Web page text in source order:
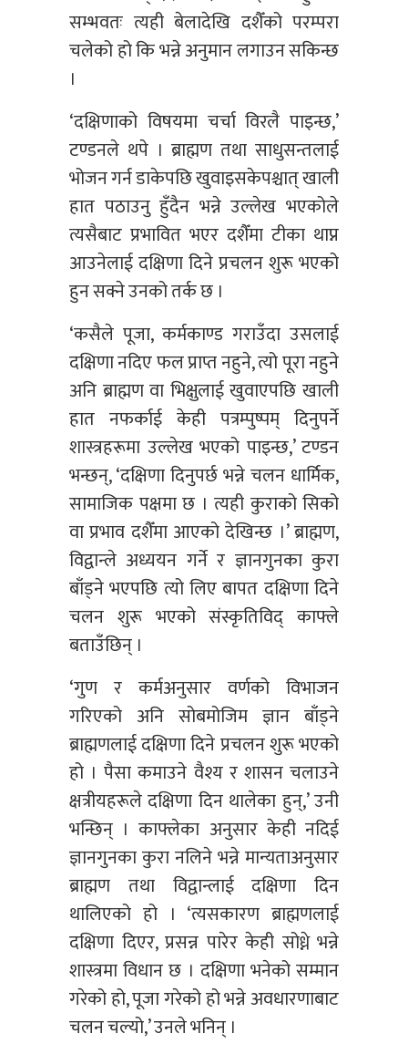
सम्भवतः त्यही बेलादेखि दशैँको परम्परा
चलेको हो कि भन्ने अनुमान लगाउन सकिन्छ
।
‘दक्षिणाको विषयमा चर्चा विरलै पाइन्छ,’
टण्डनले थपे । ब्राह्मण तथा साधुसन्तलाई
भोजन गर्न डाकेपछि खुवाइसकेपश्चात् खाली
हात पठाउनु हुँदैन भन्ने उल्लेख भएकोले
त्यसैबाट प्रभावित भएर दशैँमा टीका थाप्न
आउनेलाई दक्षिणा दिने प्रचलन शुरू भएको
हुन सक्ने उनको तर्क छ ।
‘कसैले पूजा, कर्मकाण्ड गराउँदा उसलाई
दक्षिणा नदिए फल प्राप्त नहुने, त्यो पूरा नहुने
अनि ब्राह्मण वा भिक्षुलाई खुवाएपछि खाली
हात नफर्काई केही पत्रम्पुष्पम् दिनुपर्ने
शास्त्रहरूमा उल्लेख भएको पाइन्छ,’ टण्डन
भन्छन्, ‘दक्षिणा दिनुपर्छ भन्ने चलन धार्मिक,
सामाजिक पक्षमा छ । त्यही कुराको सिको
वा प्रभाव दशैँमा आएको देखिन्छ ।’ ब्राह्मण,
विद्वान्ले अध्ययन गर्ने र ज्ञानगुनका कुरा
बाँड्ने भएपछि त्यो लिए बापत दक्षिणा दिने
चलन शुरू भएको संस्कृतिविद् काफ्ले
बताउँछिन् ।
‘गुण र कर्मअनुसार वर्णको विभाजन
गरिएको अनि सोबमोजिम ज्ञान बाँड्ने
ब्राह्मणलाई दक्षिणा दिने प्रचलन शुरू भएको
हो । पैसा कमाउने वैश्य र शासन चलाउने
क्षत्रीयहरूले दक्षिणा दिन थालेका हुन्,’ उनी
भन्छिन् । काफ्लेका अनुसार केही नदिई
ज्ञानगुनका कुरा नलिने भन्ने मान्यताअनुसार
ब्राह्मण तथा विद्वान्लाई दक्षिणा दिन
थालिएको हो । ‘त्यसकारण ब्राह्मणलाई
दक्षिणा दिएर, प्रसन्न पारेर केही सोध्ने भन्ने
शास्त्रमा विधान छ । दक्षिणा भनेको सम्मान
गरेको हो, पूजा गरेको हो भन्ने अवधारणाबाट
चलन चल्यो,’ उनले भनिन् ।